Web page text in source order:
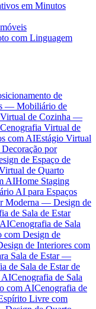
em Minutos
com Linguagem
de
— Mobiliário de
de Cozinha —
Cenografia Virtual de
com AIEstágio Virtual
por
de Espaço de
de Quarto
AIHome Staging
AI para Espaços
Moderna — Design de
de Sala de Estar
Cenografia de Sala
com Design de
de Interiores com
Sala de Estar —
de Sala de Estar de
AICenografia de Sala
com AICenografia de
Livre com